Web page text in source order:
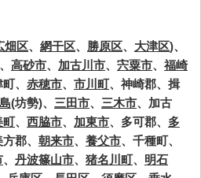
畑区、 網干区、 勝原区、 大津区)、
、 高砂市、 加古川市、 宍粟市、 福崎
、 赤穂市、 市川町、神崎郡、揖
(坊勢)、 三田市、 三木市、加古
町、 西脇市、 加東市、多可郡、 多
郡、 朝来市、 養父市、千種町、
、 丹波篠山市、 猪名川町、 明石